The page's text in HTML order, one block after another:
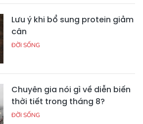
Lưu ý khi bổ sung protein giảm
cân
ĐỜI SỐNG
Chuyên gia nói gì về diễn biến
thời tiết trong tháng 8?
ĐỜI SỐNG